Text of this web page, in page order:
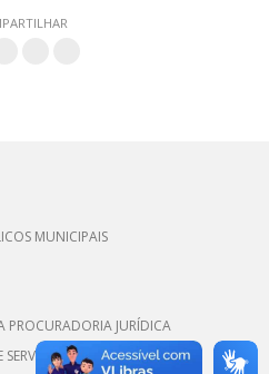
MUNICIPAIS
PROCURADORIA JURÍDICA
DE GABINETE